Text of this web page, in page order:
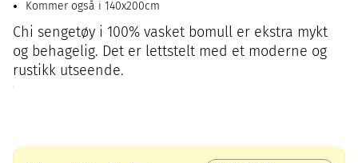
Kommer også i 140x200cm
Chi sengetøy i 100% vasket bomull er ekstra mykt
og behagelig. Det er lettstelt med et moderne og
rustikk utseende.